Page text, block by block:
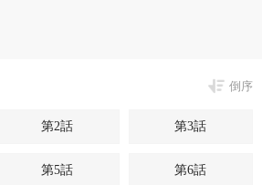
倒序
第2話 第3話
第5話 第6話